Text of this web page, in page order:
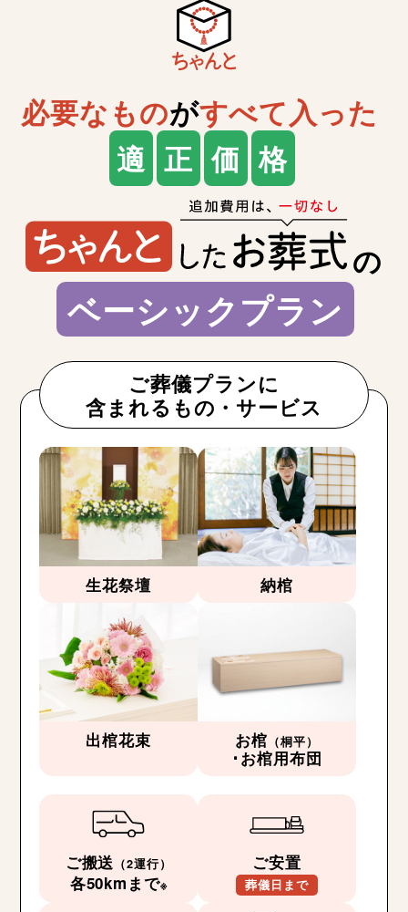
必要なものがすべて入った
適 正 価 格
の
ベーシックプラン
ご葬儀プランに
含まれるもの・サービス
生花祭壇 納棺
出棺花束 お棺 （桐平）
･お棺用布団
ご搬送 （2運行）
各50kmまで※
ご安置
葬儀日まで